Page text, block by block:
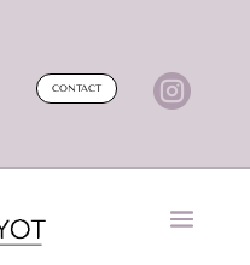
CONTACT 